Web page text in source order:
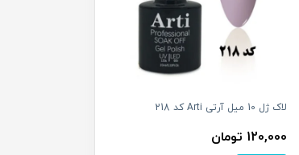
لاک ژل 10 میل آرتی Arti کد 218
120,000 تومان